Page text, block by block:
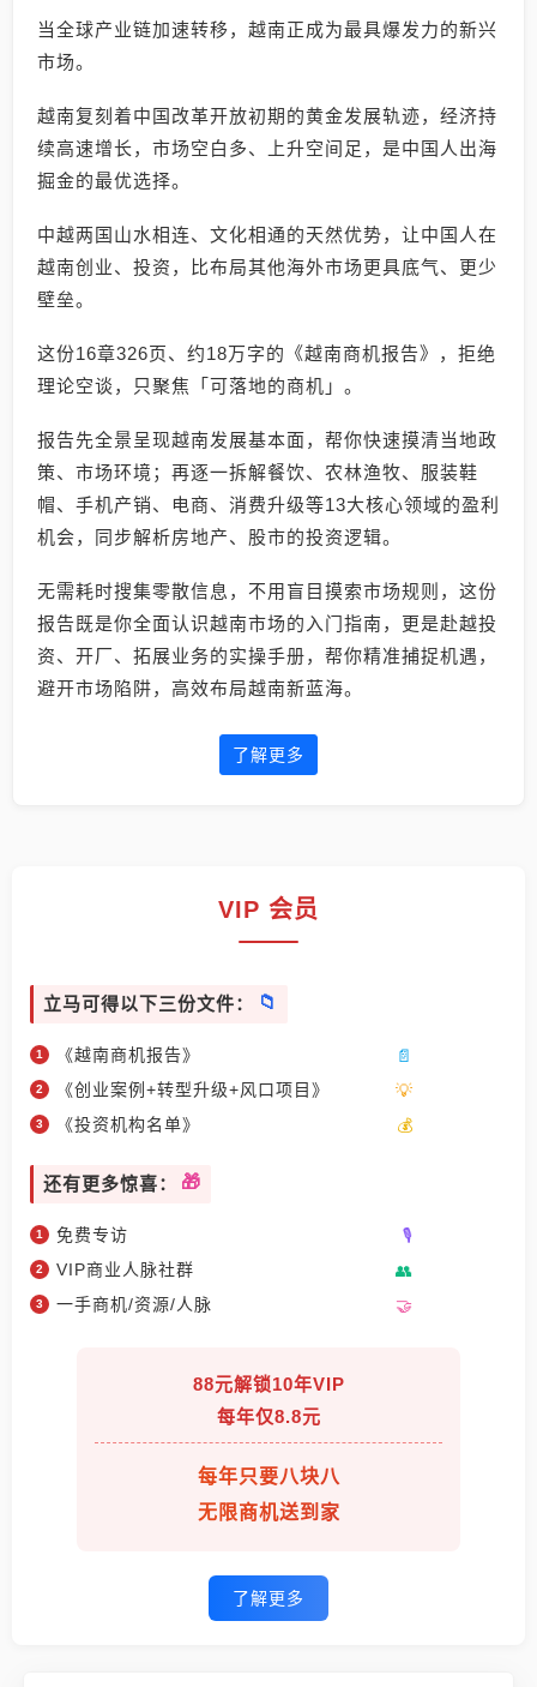
当全球产业链加速转移，越南正成为最具爆发力的新兴
市场。
越南复刻着中国改革开放初期的黄金发展轨迹，经济持
续高速增长，市场空白多、上升空间足，是中国人出海
掘金的最优选择。
中越两国山水相连、文化相通的天然优势，让中国人在
越南创业、投资，比布局其他海外市场更具底气、更少
壁垒。
这份16章326页、约18万字的《越南商机报告》，拒绝
理论空谈，只聚焦「可落地的商机」。
报告先全景呈现越南发展基本面，帮你快速摸清当地政
策、市场环境；再逐一拆解餐饮、农林渔牧、服装鞋
帽、手机产销、电商、消费升级等13大核心领域的盈利
机会，同步解析房地产、股市的投资逻辑。
无需耗时搜集零散信息，不用盲目摸索市场规则，这份
报告既是你全面认识越南市场的入门指南，更是赴越投
资、开厂、拓展业务的实操手册，帮你精准捕捉机遇，
避开市场陷阱，高效布局越南新蓝海。
了解更多
VIP 会员
立马可得以下三份文件：
《越南商机报告》
《创业案例+转型升级+风口项目》
《投资机构名单》
还有更多惊喜：
免费专访
VIP商业人脉社群
一手商机/资源/人脉
88元解锁10年VIP
每年仅8.8元
每年只要八块八
无限商机送到家
了解更多